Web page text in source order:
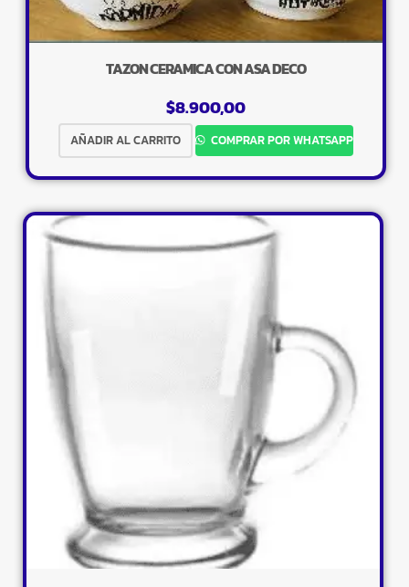
TAZON CERAMICA CON ASA DECO
$8.900,00
AÑADIR AL CARRITO COMPRAR POR WHATSAPP